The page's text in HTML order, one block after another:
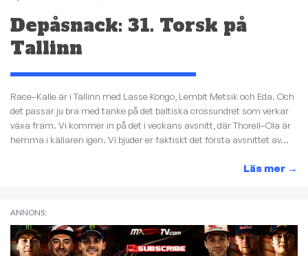
Depåsnack: 31. Torsk på
Tallinn
Race–Kalle är i Tallinn med Lasse Kongo, Lembit Metsik och Eda. Och
det passar ju bra med tanke på det baltiska crossundret som verkar
växa fram. Vi kommer in på det i veckans avsnitt, där Thorell–Ola är
hemma i källaren igen. Vi bjuder er faktiskt det första avsnittet av...
Läs mer →
ANNONS: